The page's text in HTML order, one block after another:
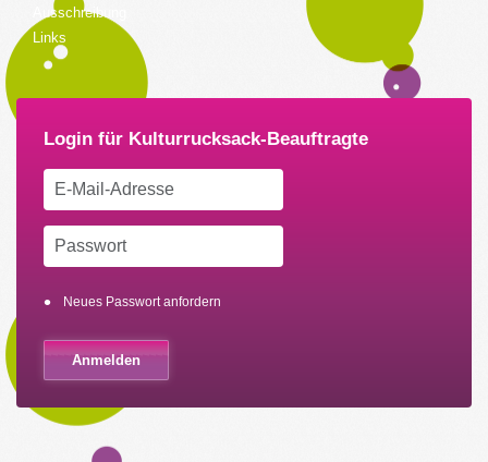
Ausschreibung
Links
Neues Passwort anfordern